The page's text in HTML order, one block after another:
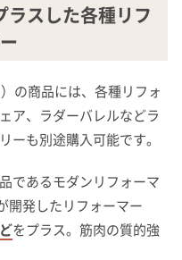
ラスした各種リフ
の商品には、各種リフォ
ア、ラダーバレルなどラ
ーも別途購入可能です。
であるモダンリフォーマ
開発したリフォーマー
をプラス。筋肉の質的強